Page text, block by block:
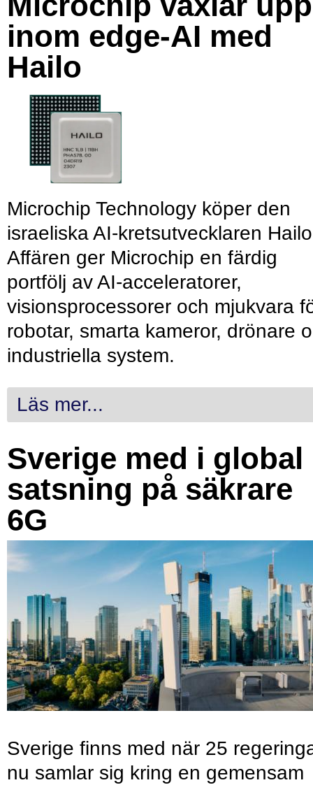
inom edge-AI med
Hailo
Microchip Technology köper den
israeliska AI-kretsutvecklaren
Affären ger Microchip en färdig
portfölj av AI-acceleratorer,
visionsprocessorer och mjukvara
robotar, smarta kameror, drönare
industriella system.
Läs mer...
Sverige med i global
satsning på säkrare
6G
Sverige finns med när 25
nu samlar sig kring en gemensam